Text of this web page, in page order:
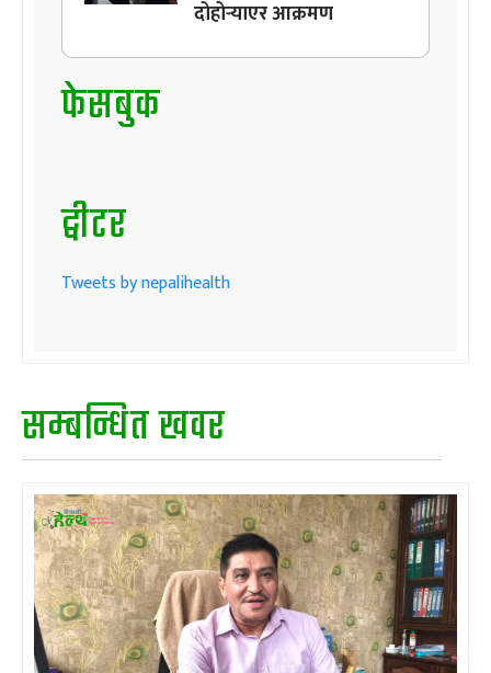
दोहोर्‍याएर आक्रमण
फेसबुक
ट्वीटर
Tweets by nepalihealth
सम्बन्धित खवर